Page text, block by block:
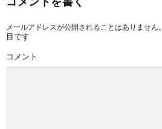
メールアドレスが公開されることはありません。
目です
コメント